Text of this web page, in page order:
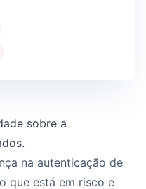
sobre a
na autenticação de
que está em risco e